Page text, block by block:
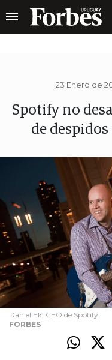
23 Enero de
Spotify no
de
Daniel Ek, CEO de Spotify
FORBES